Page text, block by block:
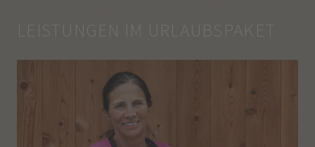
LEISTUNGEN IM URLAUBSPAKET